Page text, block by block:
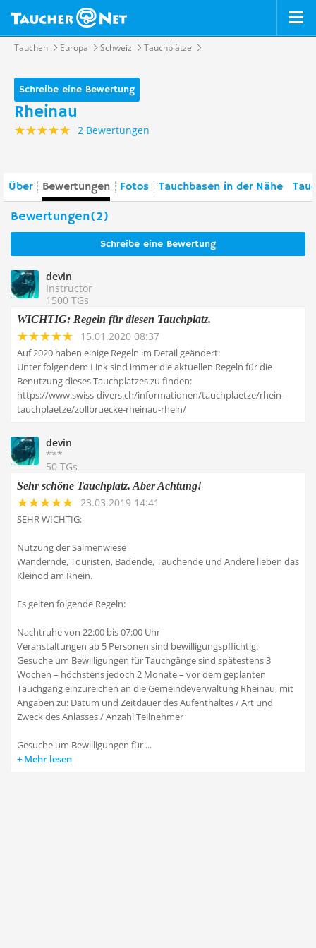
Tauchen Europa Schweiz Tauchplätze
Schreibe eine Bewertung
Rheinau
2 Bewertungen
Über Bewertungen Fotos Tauchbasen in der Nähe
Bewertungen(2)
Schreibe eine Bewertung
devin
Instructor
1500 TGs
WICHTIG: Regeln für diesen Tauchplatz.
15.01.2020 08:37
Auf 2020 haben einige Regeln im Detail geändert:
Unter folgendem Link sind immer die aktuellen Regeln für die
Benutzung dieses Tauchplatzes zu finden:
https://www.swiss-divers.ch/informationen/tauchplaetze/rhein-
tauchplaetze/zollbruecke-rheinau-rhein/
devin
***
50 TGs
Sehr schöne Tauchplatz. Aber Achtung!
23.03.2019 14:41
SEHR WICHTIG:
Nutzung der Salmenwiese
Wandernde, Touristen, Badende, Tauchende und Andere lieben das
Kleinod am Rhein.
Es gelten folgende Regeln:
Nachtruhe von 22:00 bis 07:00 Uhr
Veranstaltungen ab 5 Personen sind bewilligungspflichtig:
Gesuche um Bewilligungen für Tauchgänge sind spätestens 3
Wochen – höchstens jedoch 2 Monate – vor dem geplanten
Tauchgang einzureichen an die Gemeindeverwaltung Rheinau, mit
Angaben zu: Datum und Zeitdauer des Aufenthaltes / Art und
Zweck des Anlasses / Anzahl Teilnehmer
Gesuche um Bewilligungen für ...
Mehr lesen